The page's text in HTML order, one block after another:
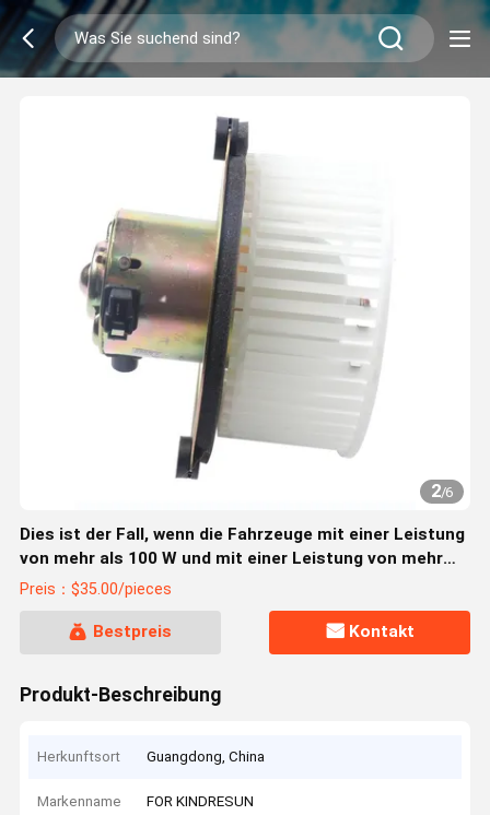
2/6
Dies ist der Fall, wenn die Fahrzeuge mit einer Leistung
von mehr als 100 W und mit einer Leistung von mehr
als 100 W ausgerüstet sind.
Preis：$35.00/pieces
Bestpreis Kontakt
Produkt-Beschreibung
Herkunftsort Guangdong, China
Markenname FOR KINDRESUN